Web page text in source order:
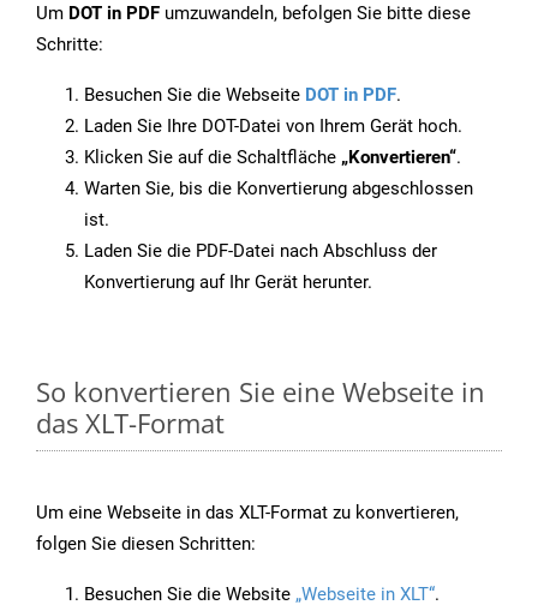
Um DOT in PDF umzuwandeln, befolgen Sie bitte diese
Schritte:
Besuchen Sie die Webseite DOT in PDF.
Laden Sie Ihre DOT-Datei von Ihrem Gerät hoch.
Klicken Sie auf die Schaltfläche „Konvertieren“.
Warten Sie, bis die Konvertierung abgeschlossen
ist.
Laden Sie die PDF-Datei nach Abschluss der
Konvertierung auf Ihr Gerät herunter.
So konvertieren Sie eine Webseite in
das XLT-Format
Um eine Webseite in das XLT-Format zu konvertieren,
folgen Sie diesen Schritten:
Besuchen Sie die Website „Webseite in XLT“.